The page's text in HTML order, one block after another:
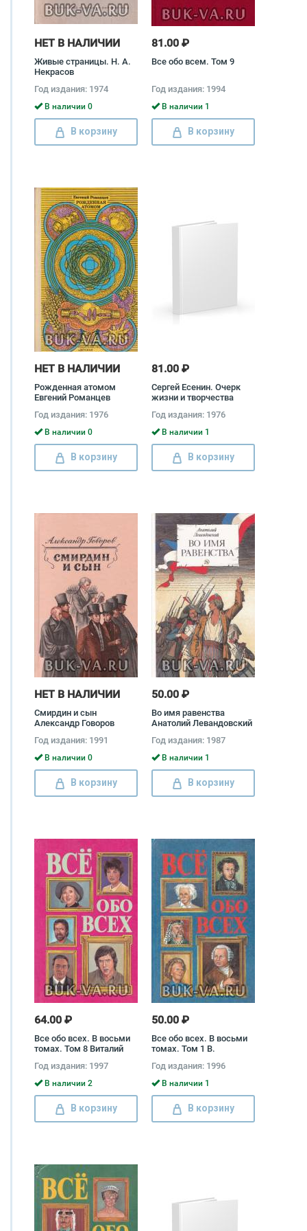
НЕТ В НАЛИЧИИ
Живые страницы. Н. А.
Некрасов
Год издания: 1974
В наличии 0
В корзину
81.00 ₽
Все обо всем. Том 9
Год издания: 1994
В наличии 1
В корзину
НЕТ В НАЛИЧИИ
Рожденная атомом
Евгений Романцев
Год издания: 1976
В наличии 0
В корзину
81.00 ₽
Сергей Есенин. Очерк
жизни и творчества
Год издания: 1976
В наличии 1
В корзину
НЕТ В НАЛИЧИИ
Смирдин и сын
Александр Говоров
Год издания: 1991
В наличии 0
В корзину
50.00 ₽
Во имя равенства
Анатолий Левандовский
Год издания: 1987
В наличии 1
В корзину
64.00 ₽
Все обо всех. В восьми
томах. Том 8 Виталий
Шалаева, Любовь
Кашинская
Год издания: 1997
В наличии 2
В корзину
50.00 ₽
Все обо всех. В восьми
томах. Том 1 В.
Год издания: 1996
В наличии 1
В корзину